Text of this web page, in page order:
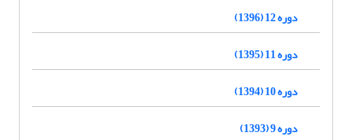
دوره 12 (1396)
دوره 11 (1395)
دوره 10 (1394)
دوره 9 (1393)